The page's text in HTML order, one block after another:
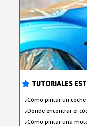
TUTORIALES
¿Cómo pintar un
¿Dónde encontrar el
¿Cómo pintar una